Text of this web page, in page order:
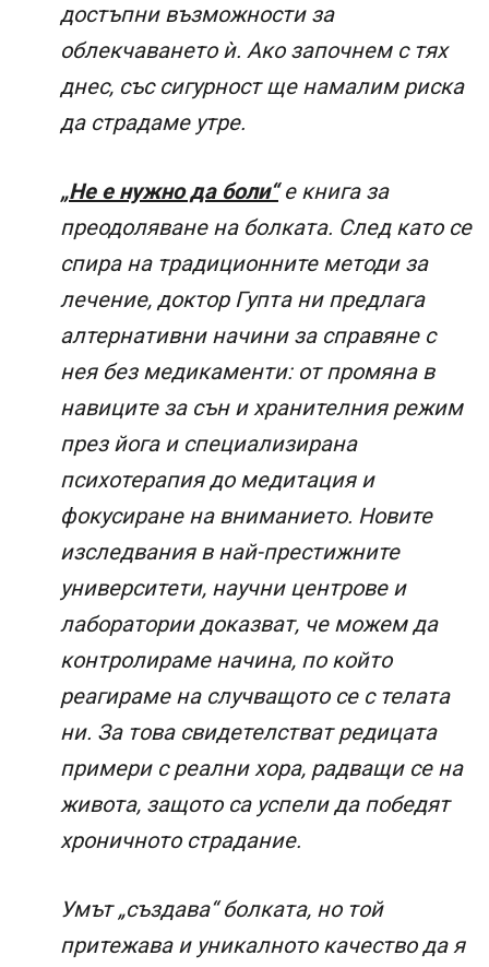
достъпни възможности за
облекчаването ѝ. Ако започнем с тях
днес, със сигурност ще намалим риска
да страдаме утре.
„Не е нужно да боли“е книга за
преодоляване на болката. След като се
спира на традиционните методи за
лечение, доктор Гупта ни предлага
алтернативни начини за справяне с
нея без медикаменти: от промяна в
навиците за сън и хранителния режим
през йога и специализирана
психотерапия до медитация и
фокусиране на вниманието. Новите
изследвания в най-престижните
университети, научни центрове и
лаборатории доказват, че можем да
контролираме начина, по който
реагираме на случващото се с телата
ни. За това свидетелстват редицата
примери с реални хора, радващи се на
живота, защото са успели да победят
хроничното страдание.
Умът „създава“ болката, но той
притежава и уникалното качество да я